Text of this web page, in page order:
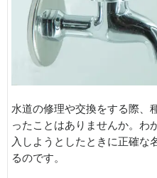
水道の修理や交換をする際、
ったことはありませんか。わ
入しようとしたときに正確な
るのです。